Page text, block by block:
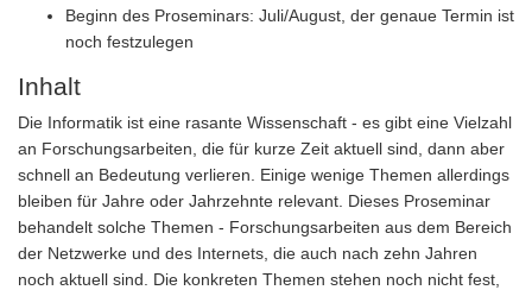
Beginn des Proseminars: Juli/August, der genaue Termin ist
noch festzulegen
Inhalt
Die Informatik ist eine rasante Wissenschaft - es gibt eine Vielzahl
an Forschungsarbeiten, die für kurze Zeit aktuell sind, dann aber
schnell an Bedeutung verlieren. Einige wenige Themen allerdings
bleiben für Jahre oder Jahrzehnte relevant. Dieses Proseminar
behandelt solche Themen - Forschungsarbeiten aus dem Bereich
der Netzwerke und des Internets, die auch nach zehn Jahren
noch aktuell sind. Die konkreten Themen stehen noch nicht fest,